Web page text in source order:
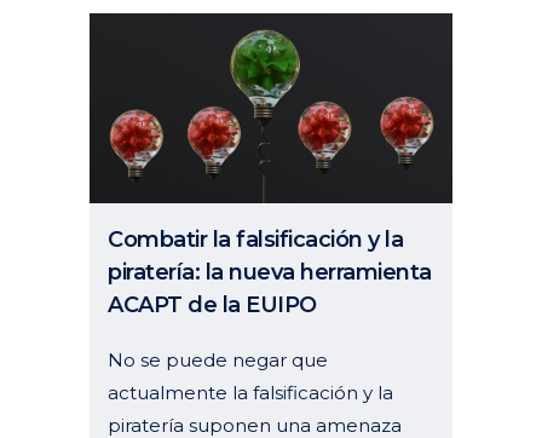
Combatir la falsificación y la
piratería: la nueva herramienta
ACAPT de la EUIPO
No se puede negar que
actualmente la falsificación y la
piratería suponen una amenaza